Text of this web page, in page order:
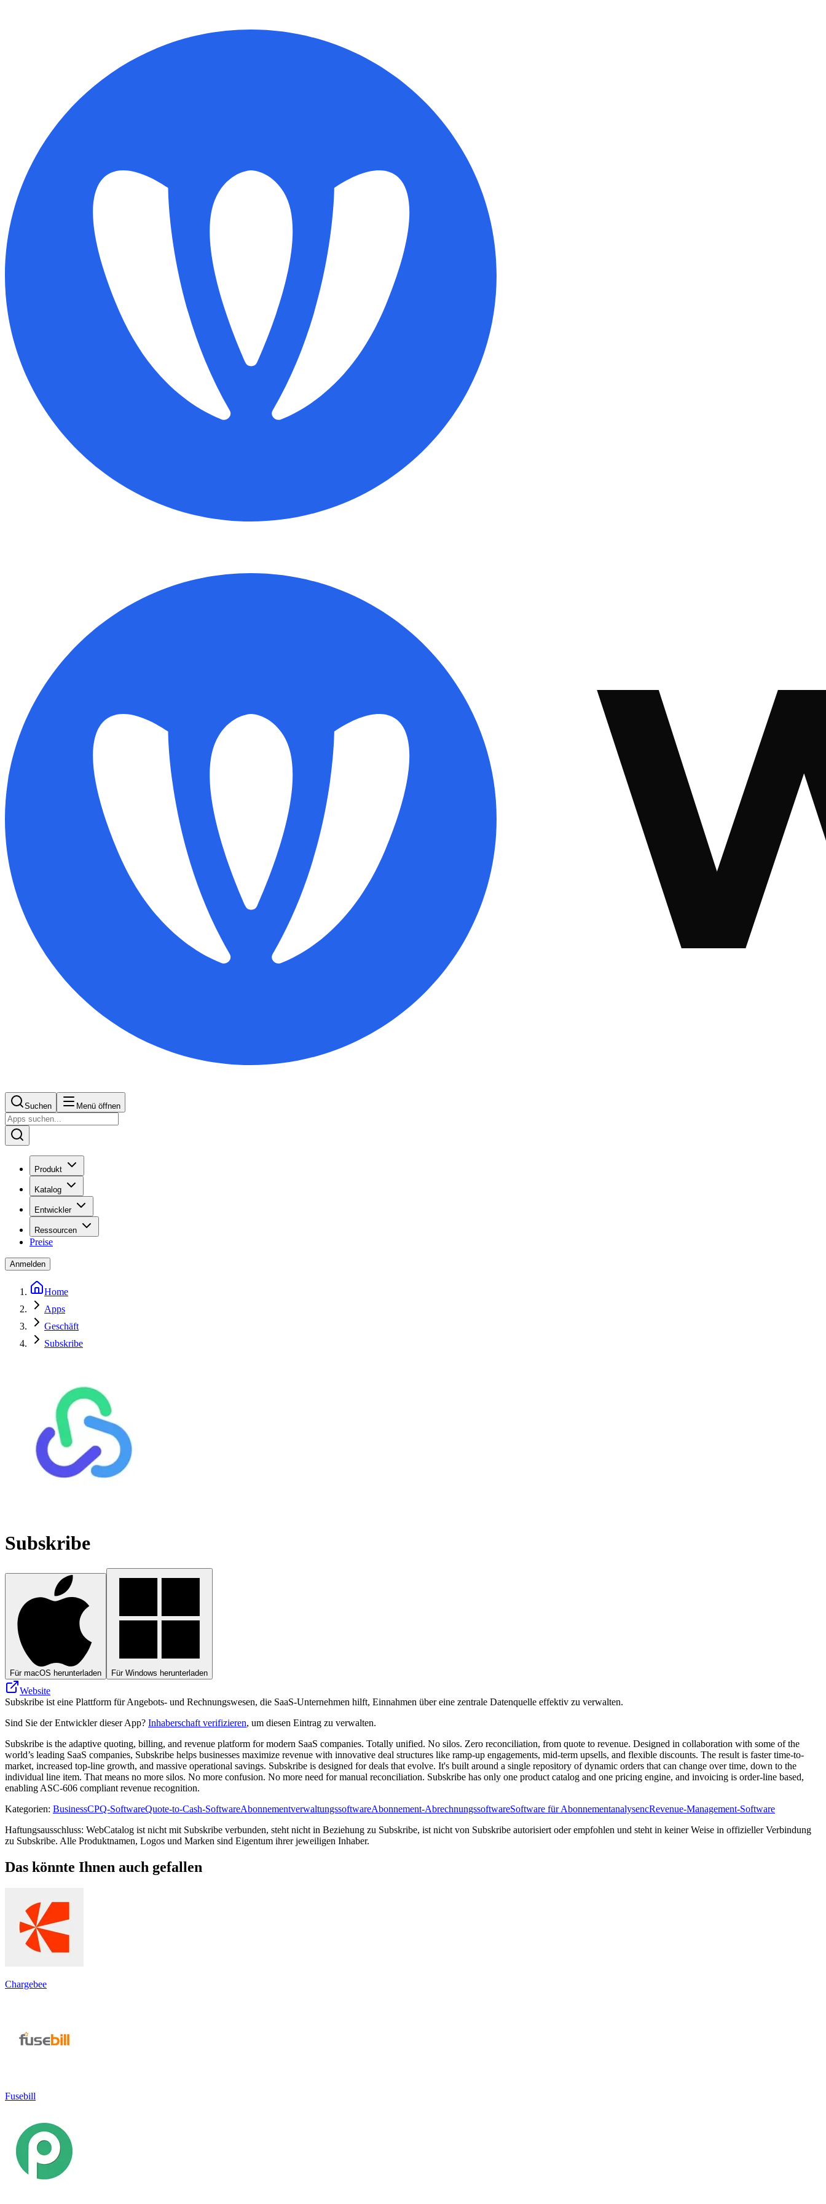
Suchen Menü öffnen
Produkt
Katalog
Entwickler
Ressourcen
Preise
Anmelden
Home
Apps
Geschäft
Subskribe
Subskribe
Für macOS herunterladen Für Windows herunterladen
Website
Subskribe ist eine Plattform für Angebots- und Rechnungswesen, die SaaS-Unternehmen hilft, Einnahmen über eine zentrale Datenquelle effektiv zu verwalten.
Sind Sie der Entwickler dieser App? Inhaberschaft verifizieren, um diesen Eintrag zu verwalten.
Subskribe is the adaptive quoting, billing, and revenue platform for modern SaaS companies. Totally unified. No silos. Zero reconciliation, from quote to revenue. Designed in collaboration with some of the
world’s leading SaaS companies, Subskribe helps businesses maximize revenue with innovative deal structures like ramp-up engagements, mid-term upsells, and flexible discounts. The result is faster time-to-
market, increased top-line growth, and massive operational savings. Subskribe is designed for deals that evolve. It's built around a single repository of dynamic orders that can change over time, down to the
individual line item. That means no more silos. No more confusion. No more need for manual reconciliation. Subskribe has only one product catalog and one pricing engine, and invoicing is order-line based,
enabling ASC-606 compliant revenue recognition.
Kategorien: BusinessCPQ-SoftwareQuote-to-Cash-SoftwareAbonnementverwaltungssoftwareAbonnement-AbrechnungssoftwareSoftware für AbonnementanalysencRevenue-Management-Software
Haftungsausschluss: WebCatalog ist nicht mit Subskribe verbunden, steht nicht in Beziehung zu Subskribe, ist nicht von Subskribe autorisiert oder empfohlen und steht in keiner Weise in offizieller Verbindung
zu Subskribe. Alle Produktnamen, Logos und Marken sind Eigentum ihrer jeweiligen Inhaber.
Das könnte Ihnen auch gefallen
Chargebee
Fusebill